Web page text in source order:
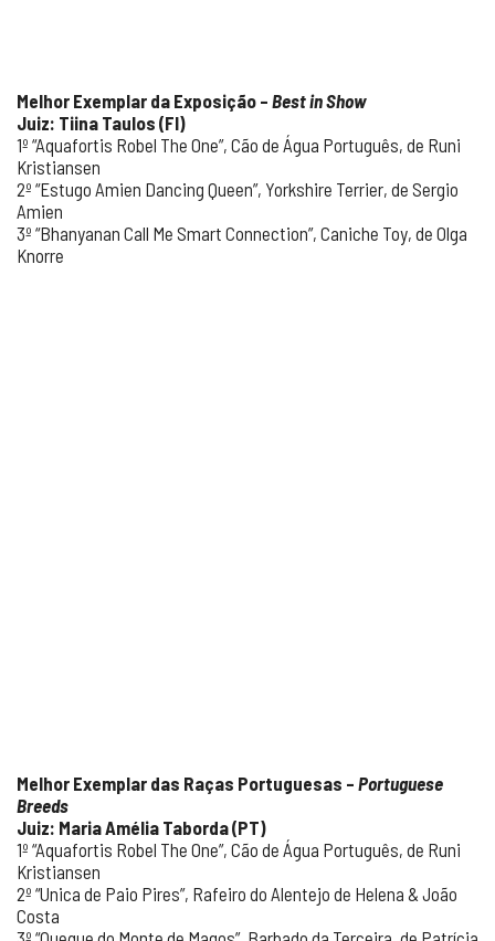
Melhor Exemplar da Exposição – Best in Show
Juiz: Tiina Taulos (FI)
1º “Aquafortis Robel The One”, Cão de Água Português, de Runi
Kristiansen
2º “Estugo Amien Dancing Queen”, Yorkshire Terrier, de Sergio
Amien
3º “Bhanyanan Call Me Smart Connection”, Caniche Toy, de Olga
Knorre
Melhor Exemplar das Raças Portuguesas – Portuguese
Breeds
Juiz: Maria Amélia Taborda (PT)
1º “Aquafortis Robel The One”, Cão de Água Português, de Runi
Kristiansen
2º “Unica de Paio Pires”, Rafeiro do Alentejo de Helena & João
Costa